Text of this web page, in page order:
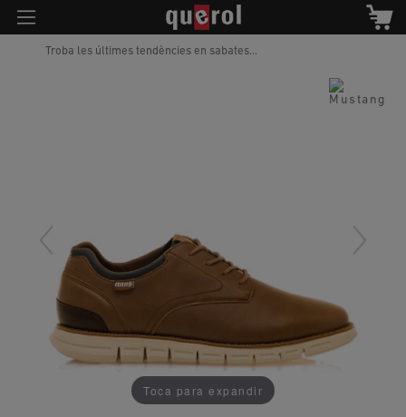
Troba les últimes tendències en sabates...
Toca para expandir